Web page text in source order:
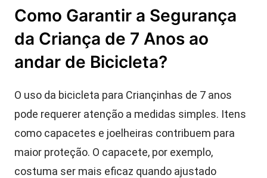
Como Garantir a Segurança
da Criança de 7 Anos ao
andar de Bicicleta?
O uso da bicicleta para Criançinhas de 7 anos
pode requerer atenção a medidas simples. Itens
como capacetes e joelheiras contribuem para
maior proteção. O capacete, por exemplo,
costuma ser mais eficaz quando ajustado